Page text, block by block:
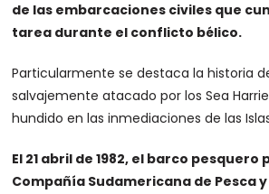
de las embarcaciones civiles que
tarea durante el conflicto bélico.
Particularmente se destaca la historia
salvajemente atacado por los Sea
hundido en las inmediaciones de las
El 21 abril de 1982, el barco
Compañía Sudamericana de Pesca